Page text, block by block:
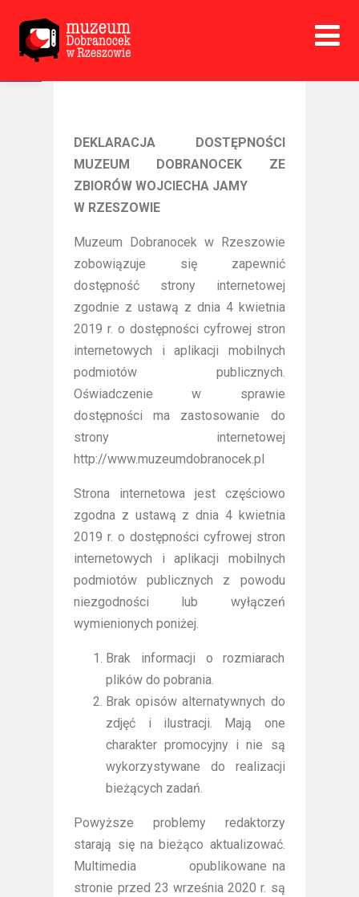
Open toolbar
DEKLARACJA DOSTĘPNOŚCI
MUZEUM DOBRANOCEK ZE
ZBIORÓW WOJCIECHA JAMY
W RZESZOWIE
Muzeum Dobranocek w Rzeszowie
zobowiązuje się zapewnić
dostępność strony internetowej
zgodnie z ustawą z dnia 4 kwietnia
2019 r. o dostępności cyfrowej stron
internetowych i aplikacji mobilnych
podmiotów publicznych.
Oświadczenie w sprawie
dostępności ma zastosowanie do
strony internetowej
http://www.muzeumdobranocek.pl
Strona internetowa jest częściowo
zgodna z ustawą z dnia 4 kwietnia
2019 r. o dostępności cyfrowej stron
internetowych i aplikacji mobilnych
podmiotów publicznych z powodu
niezgodności lub wyłączeń
wymienionych poniżej.
Brak informacji o rozmiarach
plików do pobrania.
Brak opisów alternatywnych do
zdjęć i ilustracji. Mają one
charakter promocyjny i nie są
wykorzystywane do realizacji
bieżących zadań.
Powyższe problemy redaktorzy
starają się na bieżąco aktualizować.
Multimedia opublikowane na
stronie przed 23 września 2020 r. są